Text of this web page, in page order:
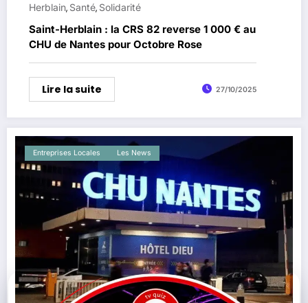
Herblain, Santé, Solidarité
Saint-Herblain : la CRS 82 reverse 1 000 € au
CHU de Nantes pour Octobre Rose
Lire la suite 27/10/2025
Entreprises Locales Les News